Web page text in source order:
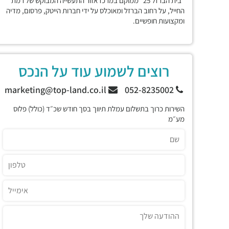
החייל, על רחוב הברזל ומאוכלס על ידי חברות הייטק, פרסום, מדיה
ומקצועות חופשיים.
רוצים לשמוע עוד על הנכס
השירות כרוך בתשלום עמלת תיווך בסך חודש שכ״ד (כולל) פלוס
מע״מ